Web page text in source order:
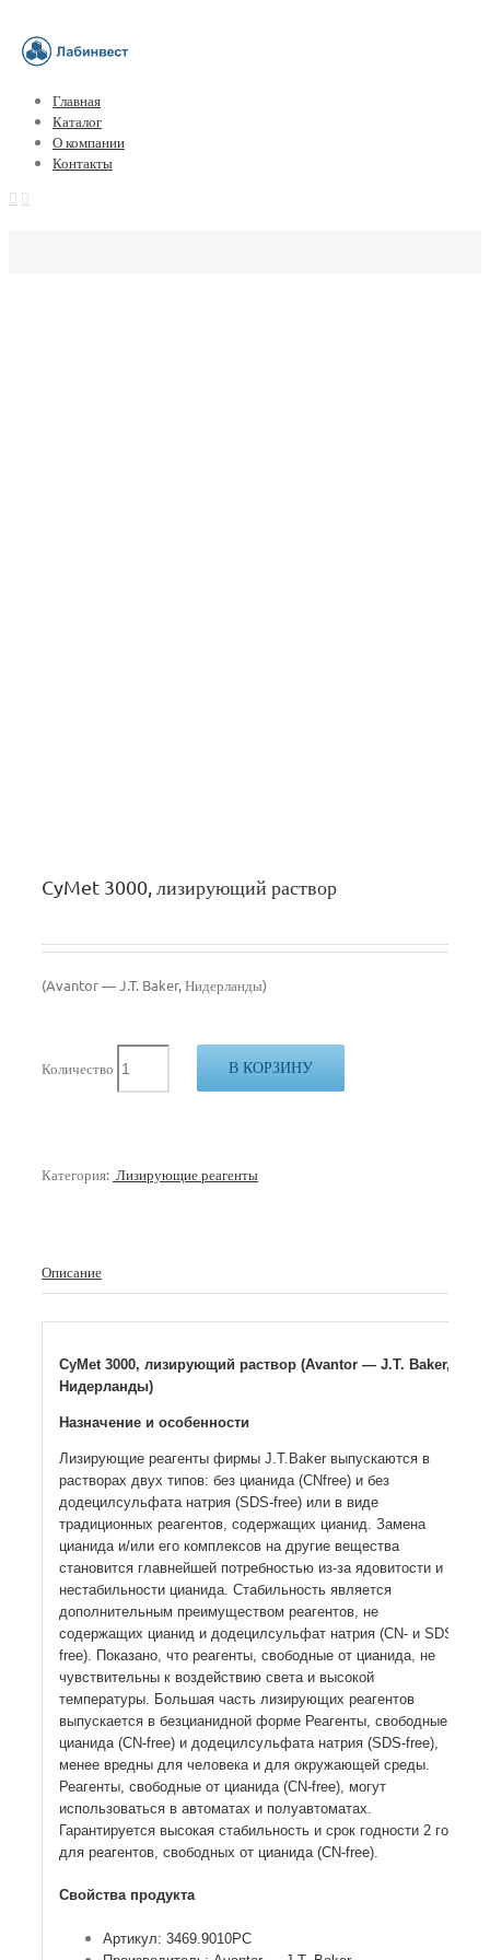
Главная
Каталог
О компании
Контакты
CyMet 3000, лизирующий раствор
(Avantor — J.T. Baker, Нидерланды)
Количество В КОРЗИНУ
Категория: Лизирующие реагенты
Описание
CyMet 3000, лизирующий раствор (Avantor — J.T. Baker,
Нидерланды)
Назначение и особенности
Лизирующие реагенты фирмы J.T.Baker выпускаются в
растворах двух типов: без цианида (СNfree) и без
додецилсульфата натрия (SDS-free) или в виде
традиционных реагентов, содержащих цианид. Замена
цианида и/или его комплексов на другие вещества
становится главнейшей потребностью из-за ядовитости и
нестабильности цианида. Стабильность является
дополнительным преимуществом реагентов, не
содержащих цианид и додецилсульфат натрия (CN- и SDS-
free). Показано, что реагенты, свободные от цианида, не
чувствительны к воздействию света и высокой
температуры. Большая часть лизирующих реагентов
выпускается в безцианидной форме Реагенты, свободные от
цианида (СN-free) и додецилсульфата натрия (SDS-free),
менее вредны для человека и для окружающей среды.
Реагенты, свободные от цианида (СN-free), могут
использоваться в автоматах и полуавтоматах.
Гарантируется высокая стабильность и срок годности 2 года
для реагентов, свободных от цианида (СN-free).
Свойства продукта
Артикул: 3469.9010PC